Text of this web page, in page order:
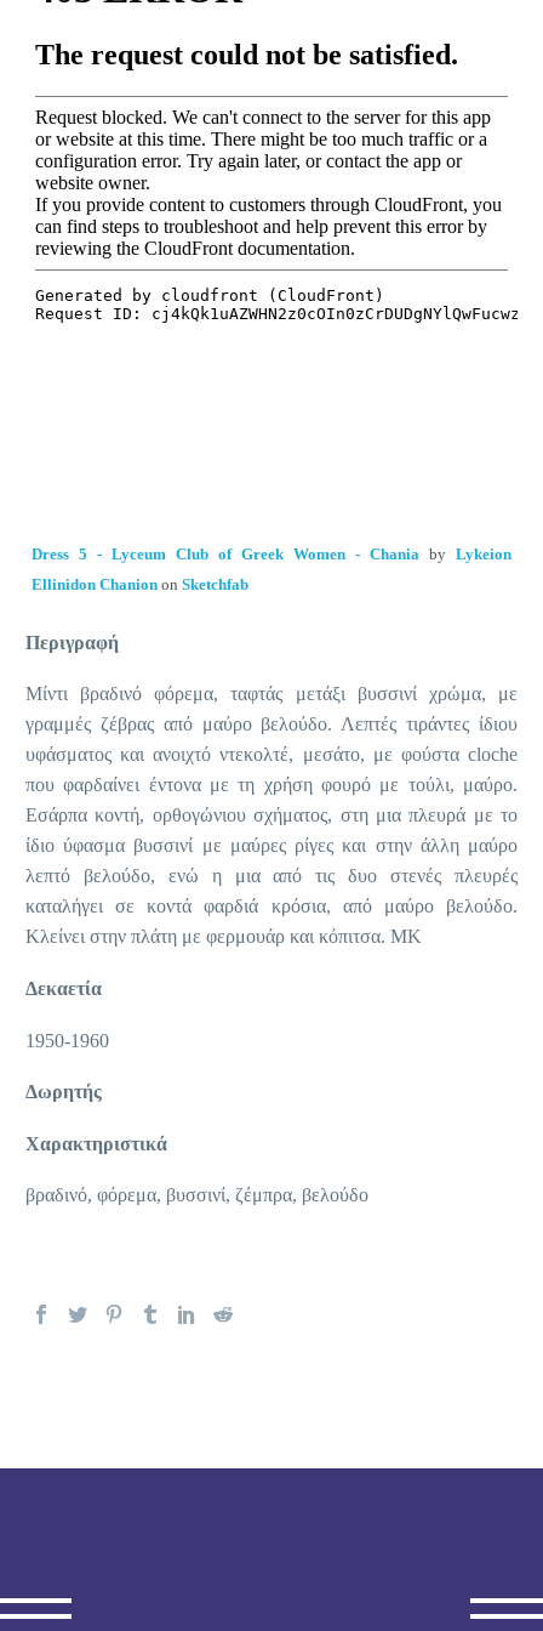
Dress 5 - Lyceum Club of Greek Women - Chania by Lykeion
Ellinidon Chanion on Sketchfab
Περιγραφή
Μίντι βραδινό φόρεμα, ταφτάς μετάξι βυσσινί χρώμα, με
γραμμές ζέβρας από μαύρο βελούδο. Λεπτές τιράντες ίδιου
υφάσματος και ανοιχτό ντεκολτέ, μεσάτο, με φούστα cloche
που φαρδαίνει έντονα με τη χρήση φουρό με τούλι, μαύρο.
Εσάρπα κοντή, ορθογώνιου σχήματος, στη μια πλευρά με το
ίδιο ύφασμα βυσσινί με μαύρες ρίγες και στην άλλη μαύρο
λεπτό βελούδο, ενώ η μια από τις δυο στενές πλευρές
καταλήγει σε κοντά φαρδιά κρόσια, από μαύρο βελούδο.
Κλείνει στην πλάτη με φερμουάρ και κόπιτσα. ΜΚ
Δεκαετία
1950-1960
Δωρητής
Χαρακτηριστικά
βραδινό, φόρεμα, βυσσινί, ζέμπρα, βελούδο